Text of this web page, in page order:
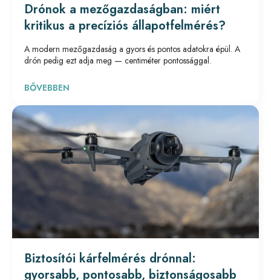
Drónok a mezőgazdaságban: miért
kritikus a precíziós állapotfelmérés?
A modern mezőgazdaság a gyors és pontos adatokra épül. A
drón pedig ezt adja meg — centiméter pontossággal.
BŐVEBBEN
Biztosítói kárfelmérés drónnal:
gyorsabb, pontosabb, biztonságosabb